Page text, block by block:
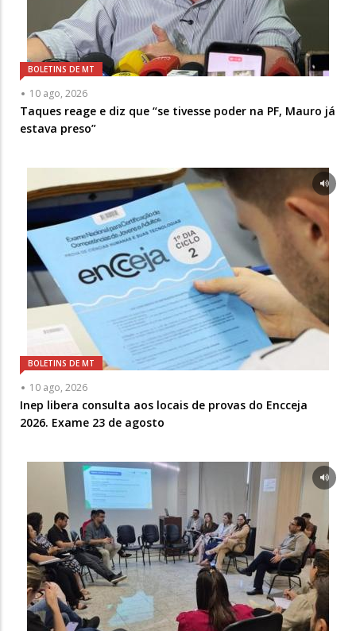
BOLETINS DE MT
10 ago, 2026
Taques reage e diz que “se tivesse poder na PF, Mauro já
estava preso”
BOLETINS DE MT
10 ago, 2026
Inep libera consulta aos locais de provas do Encceja
2026. Exame 23 de agosto